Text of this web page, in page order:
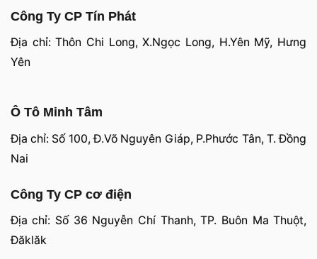
Công Ty CP Tín Phát
Địa chỉ: Thôn Chi Long, X.Ngọc Long, H.Yên Mỹ, Hưng
Yên
Ô Tô Minh Tâm
Địa chỉ: Số 100, Đ.Võ Nguyên Giáp, P.Phước Tân, T. Đồng
Nai
Công Ty CP cơ điện
Địa chỉ: Số 36 Nguyễn Chí Thanh, TP. Buôn Ma Thuột,
Đăklăk